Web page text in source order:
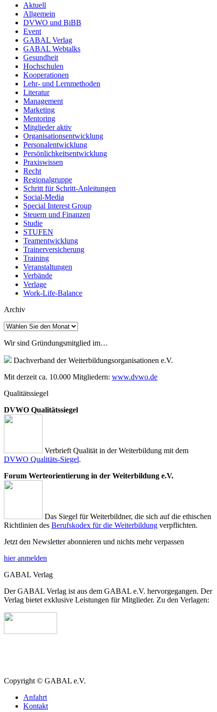
Aktuell
Allgemein
DVWO und BiBB
Event
GABAL Verlag
GABAL Webtalks
Gesundheit
Hochschulen
Kooperationen
Lehr- und Lernmethoden
Literatur
Management
Marketing
Mentoring
Mitglieder aktiv
Organisationsentwicklung
Personalentwicklung
Persönlichkeitsentwicklung
Praxiswissen
Recht
Regionalgruppe
Schritt für Schritt-Anleitungen
Social-Media
Special Interest Group
Steuern und Finanzen
Studie
STUFEN
Teamentwicklung
Trainerversicherung
Training
Veranstaltungen
Verbände
Verlage
Work-Life-Balance
Archiv
Archiv
Wir sind Gründungsmitglied im…
Dachverband der Weiterbildungsorganisationen e.V.
Mit derzeit ca. 10.000 Mitgliedern: www.dvwo.de
Qualitätssiegel
DVWO Qualitätssiegel
Verbrieft Qualität in der Weiterbildung mit dem
DVWO Qualitäts-Siegel.
Forum Werteorientierung in der Weiterbildung e.V.
Das Siegel für Weiterbildner, die sich auf die ethischen
Richtlinien des Berufskodex für die Weiterbildung verpflichten.
Jetzt den Newsletter abonnieren und nichts mehr verpassen
hier anmelden
GABAL Verlag
Der GABAL Verlag ist aus dem GABAL e.V. hervorgegangen. Der
Verlag bietet exklusive Leistungen für Mitglieder. Zu den Verlagen:
Copyright © GABAL e.V.
Anfahrt
Kontakt